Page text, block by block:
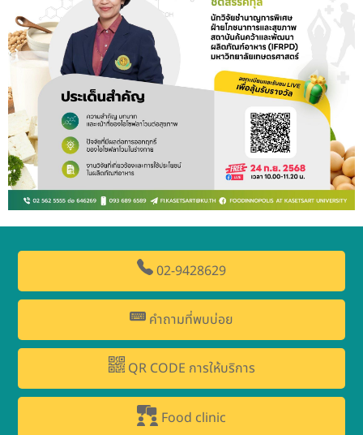
02-9428629
คำถามที่พบบ่อย
QR CODE การให้บริการ
Food clinic